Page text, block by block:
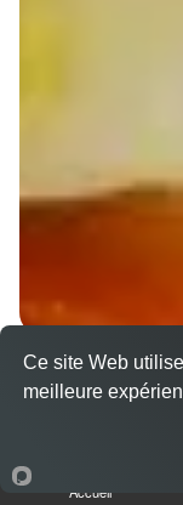
Nos Wraps à
Wraps Chicken
Accueil
Ce site Web
meilleure